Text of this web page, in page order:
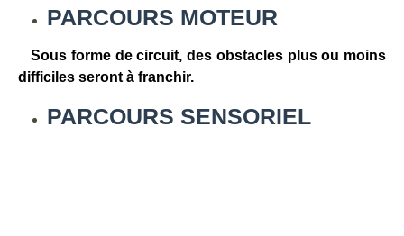
PARCOURS MOTEUR
Sous forme de circuit, des obstacles plus ou moins
difficiles seront à franchir.
PARCOURS SENSORIEL